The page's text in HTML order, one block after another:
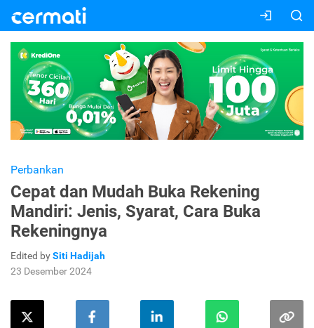
Perbankan
Cepat dan Mudah Buka Rekening
Mandiri: Jenis, Syarat, Cara Buka
Rekeningnya
Edited bySiti Hadijah
23 Desember 2024